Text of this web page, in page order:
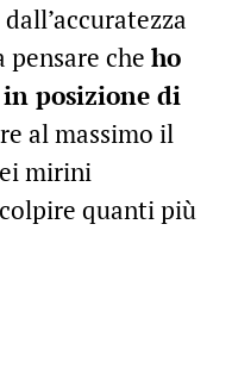
che ho
posizione di
al massimo il
mirini
quanti più